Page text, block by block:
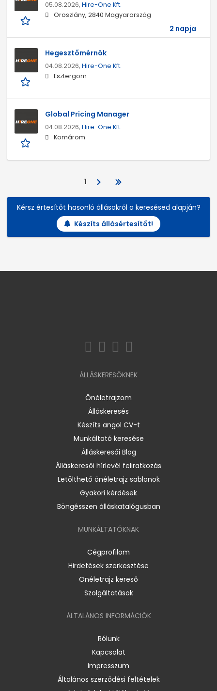
05.08.2026, Hire-One Kft.
Oroszlány, 2840 Magyarország
2 napja
Hegesztőmérnök
04.08.2026, Hire-One Kft.
Esztergom
Global Pricing Manager
04.08.2026, Hire-One Kft.
Komárom
1
Kérsz értesítőt hasonló állásokról a keresésed alapján?
Készíts állásértesítőt!
ÁLLÁSKERESŐKNEK
Önéletrajzom
Álláskeresés
Készíts angol CV-t
Munkáltató keresése
Álláskeresői Blog
Álláskeresői hírlevél feliratkozás
Letölthető önéletrajz sablonok
Gyakori kérdések
Böngésszen álláskatalógusban
MUNKÁLTATÓKNAK
Cégprofilom
Hirdetések szerkesztése
Önéletrajz kereső
Szolgáltatások
ÁLTALÁNOS INFORMÁCIÓK
Rólunk
Kapcsolat
Impresszum
Általános szerződési feltételek